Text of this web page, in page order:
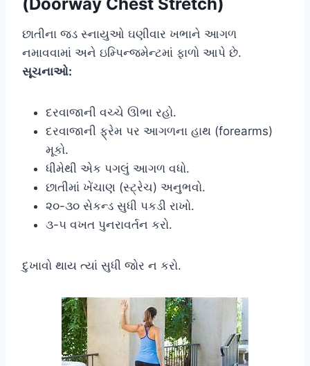
છાતીના જડ સ્નાયુઓ ઘણીવાર ખભાને આગળ
નમાવવામાં અને ઇમ્પિન્જમેન્ટમાં ફાળો આપે છે.
સૂચનાઓ:
દરવાજાની વચ્ચે ઊભા રહો.
દરવાજાની ફ્રેમ પર આગળના હાથ (forearms)
મૂકો.
ધીમેથી એક પગલું આગળ વધો.
છાતીમાં ખેંચાણ (સ્ટ્રેચ) અનુભવો.
૨૦-૩૦ સેકન્ડ સુધી પકડી રાખો.
૩-૫ વખત પુનરાવર્તન કરો.
દુખાવો થાય ત્યાં સુધી જોર ન કરો.